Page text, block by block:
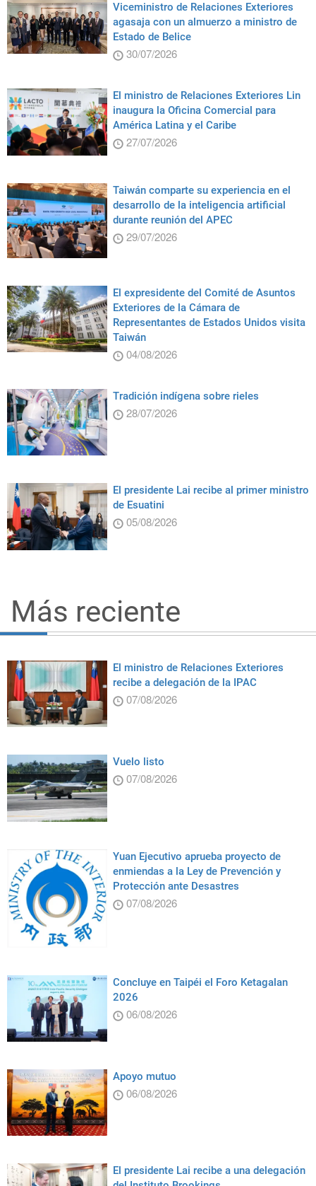
Viceministro de Relaciones Exteriores
agasaja con un almuerzo a ministro de
Estado de Belice
30/07/2026
El ministro de Relaciones Exteriores Lin
inaugura la Oficina Comercial para
América Latina y el Caribe
27/07/2026
Taiwán comparte su experiencia en el
desarrollo de la inteligencia artificial
durante reunión del APEC
29/07/2026
El expresidente del Comité de Asuntos
Exteriores de la Cámara de
Representantes de Estados Unidos visita
Taiwán
04/08/2026
Tradición indígena sobre rieles
28/07/2026
El presidente Lai recibe al primer ministro
de Esuatini
05/08/2026
Más reciente
El ministro de Relaciones Exteriores
recibe a delegación de la IPAC
07/08/2026
Vuelo listo
07/08/2026
Yuan Ejecutivo aprueba proyecto de
enmiendas a la Ley de Prevención y
Protección ante Desastres
07/08/2026
Concluye en Taipéi el Foro Ketagalan
2026
06/08/2026
Apoyo mutuo
06/08/2026
El presidente Lai recibe a una delegación